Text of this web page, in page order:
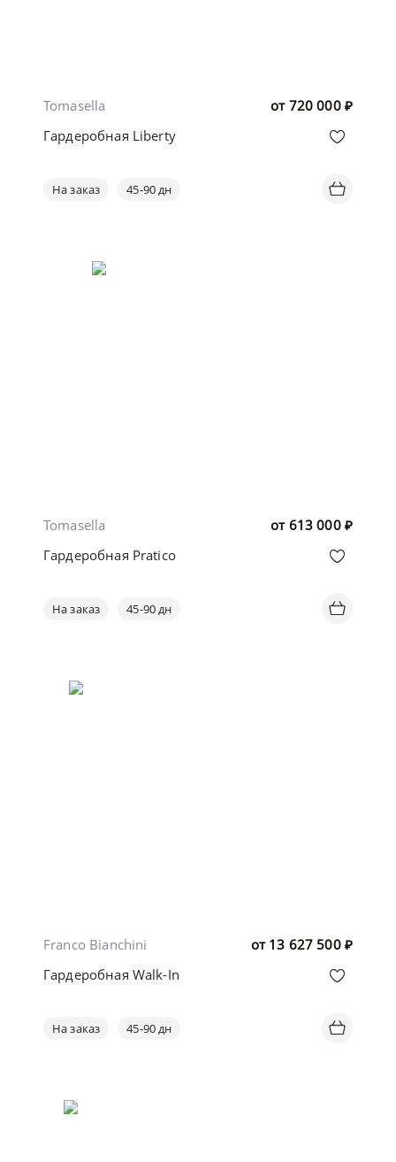
от 720 000 ₽
Tomasella
Гардеробная Liberty
На заказ 45-90 дн
от 613 000 ₽
Tomasella
Гардеробная Pratico
На заказ 45-90 дн
от 13 627 500 ₽
Franco Bianchini
Гардеробная Walk-In
На заказ 45-90 дн